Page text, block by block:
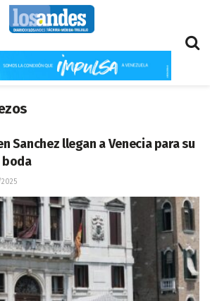
Sanchez llegan a Venecia para su
boda